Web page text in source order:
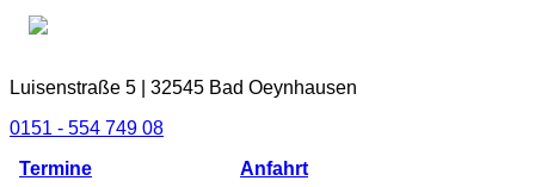
Luisenstraße 5 | 32545 Bad Oeynhausen
0151 - 554 749 08
Termine
Anfahrt